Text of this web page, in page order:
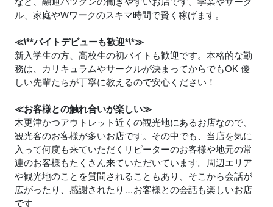
ル、家庭やWワークのスキマ時間で賢く稼げます。
≪\**バイトデビューも歓迎*\*≫
新入学生の方、高校生の初バイトも歓迎です。本格的な勤
務は、カリキュラムやサークルが決まってからでもOK 優
しい先輩たちが丁寧に教えるので安心ください！
≪お客様との触れ合いが楽しい≫
木更津かつアウトレット近くの観光地にあるお店なので、
観光客のお客様が多いお店です。その中でも、当店を気に
入って何度も来ていただくリピーターのお客様や地元の常
連のお客様もたくさん来ていただいています。周辺エリア
や観光地のことを質問されることもあり、そこから会話が
広がったり、感謝されたり…お客様との会話も楽しいお店
です